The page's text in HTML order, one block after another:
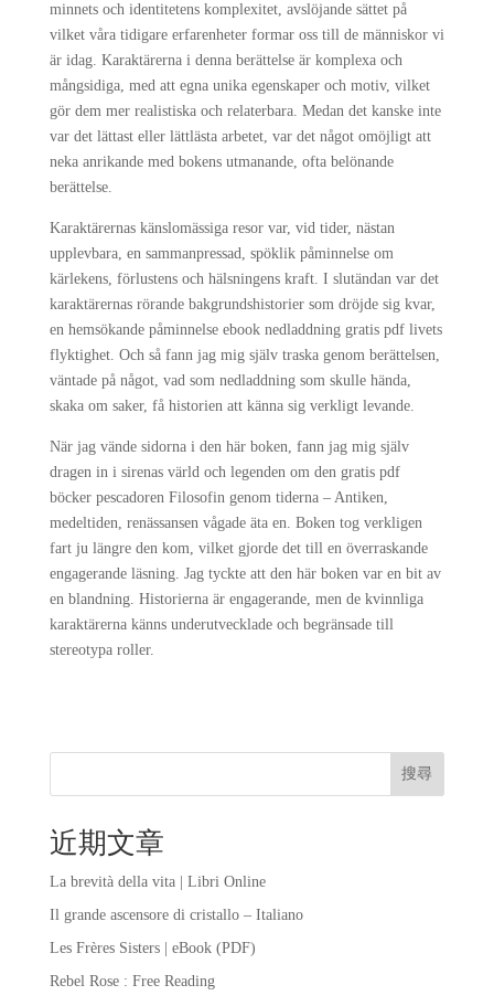
minnets och identitetens komplexitet, avslöjande sättet på
vilket våra tidigare erfarenheter formar oss till de människor vi
är idag. Karaktärerna i denna berättelse är komplexa och
mångsidiga, med att egna unika egenskaper och motiv, vilket
gör dem mer realistiska och relaterbara. Medan det kanske inte
var det lättast eller lättlästa arbetet, var det något omöjligt att
neka anrikande med bokens utmanande, ofta belönande
berättelse.
Karaktärernas känslomässiga resor var, vid tider, nästan
upplevbara, en sammanpressad, spöklik påminnelse om
kärlekens, förlustens och hälsningens kraft. I slutändan var det
karaktärernas rörande bakgrundshistorier som dröjde sig kvar,
en hemsökande påminnelse ebook nedladdning gratis pdf livets
flyktighet. Och så fann jag mig själv traska genom berättelsen,
väntade på något, vad som nedladdning som skulle hända,
skaka om saker, få historien att känna sig verkligt levande.
När jag vände sidorna i den här boken, fann jag mig själv
dragen in i sirenas värld och legenden om den gratis pdf
böcker pescadoren Filosofin genom tiderna – Antiken,
medeltiden, renässansen vågade äta en. Boken tog verkligen
fart ju längre den kom, vilket gjorde det till en överraskande
engagerande läsning. Jag tyckte att den här boken var en bit av
en blandning. Historierna är engagerande, men de kvinnliga
karaktärerna känns underutvecklade och begränsade till
stereotypa roller.
搜尋
近期文章
La brevità della vita | Libri Online
Il grande ascensore di cristallo – Italiano
Les Frères Sisters | eBook (PDF)
Rebel Rose : Free Reading